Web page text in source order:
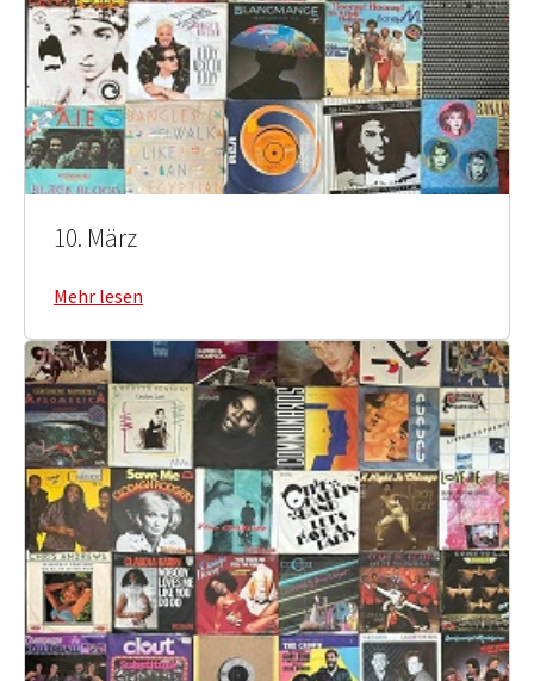
10. März
Mehr lesen